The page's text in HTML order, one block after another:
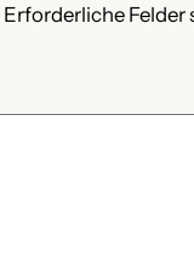
Erforderliche Felder